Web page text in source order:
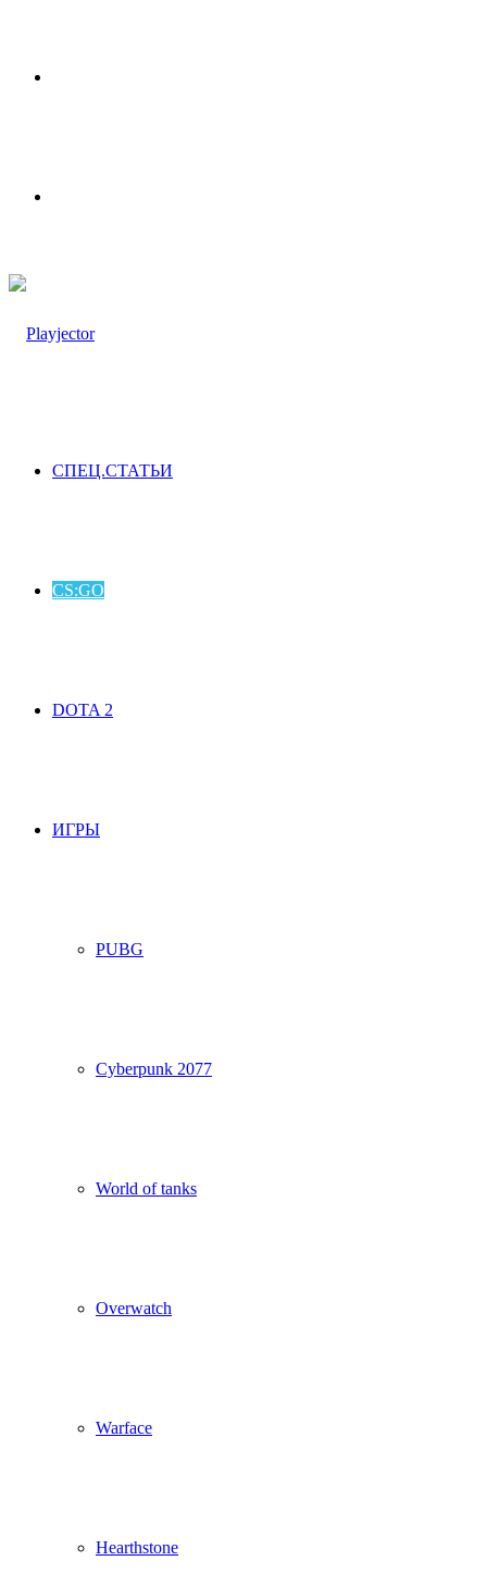
СПЕЦ.СТАТЬИ
CS:GO
DOTA 2
ИГРЫ
PUBG
Cyberpunk 2077
World of tanks
Overwatch
Warface
Hearthstone